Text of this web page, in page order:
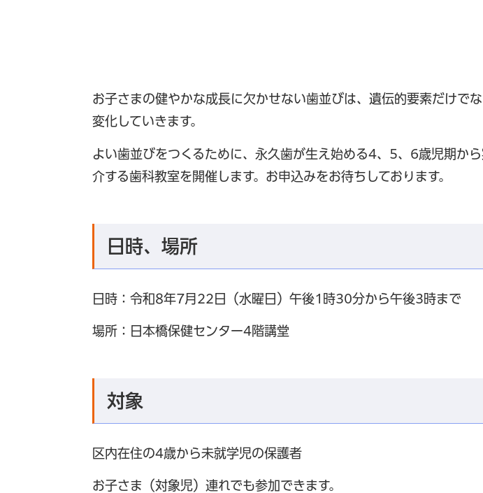
お子さまの健やかな成長に欠かせない歯並びは、遺伝的要素だけで
変化していきます。
よい歯並びをつくるために、永久歯が生え始める4、5、6歳児期か
介する歯科教室を開催します。お申込みをお待ちしております。
日時、場所
日時：令和8年7月22日（水曜日）午後1時30分から午後3時まで
場所：日本橋保健センター4階講堂
対象
区内在住の4歳から未就学児の保護者
お子さま（対象児）連れでも参加できます。